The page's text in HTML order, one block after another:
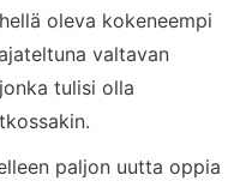
oleva kokeneempi
valtavan
tulisi olla
paljon uutta oppia